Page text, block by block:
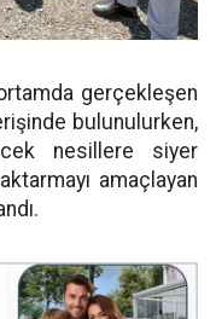
gerçekleşen
bulunulurken,
nesillere siyer
amaçlayan